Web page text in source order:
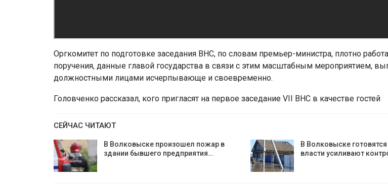
Оргкомитет по подготовке заседания ВНС, по словам премьер-министра, плотно
поручения, данные главой государства в связи с этим масштабным мероприятием,
должностными лицами исчерпывающе и своевременно.
Головченко рассказал, кого пригласят на первое заседание VII ВНС в качестве гостей
СЕЙЧАС ЧИТАЮТ
В Волковыске произошел пожар в
здании бывшего предприятия…
В Волковыске
власти усиливают